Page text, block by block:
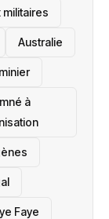
militaires
‎Australie
à
Faye